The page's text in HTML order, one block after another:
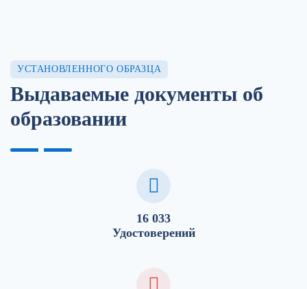
УСТАНОВЛЕННОГО ОБРАЗЦА
Выдаваемые документы об
образовании
16 033
Удостоверений